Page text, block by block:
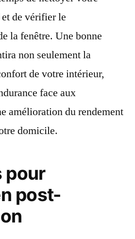
de vérifier le
la fenêtre. Une bonne
non seulement la
de votre intérieur,
face aux
amélioration du rendement
domicile.
pour
post-